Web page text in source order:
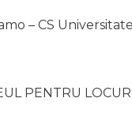
– CS
PENTRU